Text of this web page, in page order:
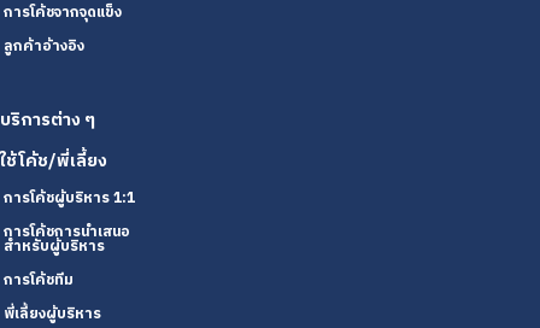
การโค้ชจากจุดแข็ง
ลูกค้าอ้างอิง
บริการต่าง ๆ
ใช้โค้ช/พี่เลี้ยง
การโค้ชผู้บริหาร 1:1
การโค้ชการนำเสนอ
สำหรับผู้บริหาร
การโค้ชทีม
พี่เลี้ยงผู้บริหาร